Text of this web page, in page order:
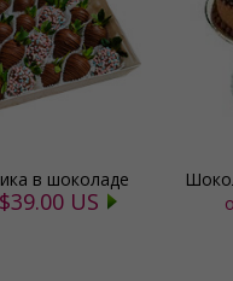
в шоколаде
$39.00 US